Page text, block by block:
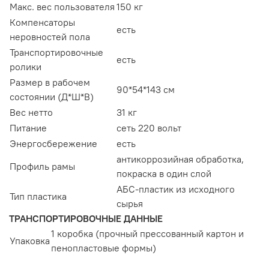
Макс. вес пользователя 150 кг
Компенсаторы
неровностей пола
есть
Транспортировочные
ролики
есть
Размер в рабочем
состоянии (Д*Ш*В)
90*54*143 см
Вес нетто
31 кг
Питание
сеть 220 вольт
Энергосбережение
есть
Профиль рамы
антикоррозийная обработка,
покраска в один слой
Тип пластика
АБС-пластик из исходного
сырья
ТРАНСПОРТИРОВОЧНЫЕ ДАННЫЕ
Упаковка
1 коробка (прочный прессованный картон и
пеноплаcтовые формы)